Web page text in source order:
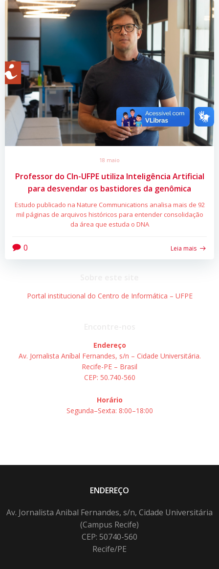
18 maio
Professor do CIn-UFPE utiliza Inteligência Artificial
para desvendar os bastidores da genômica
Estudo publicado na Nature Communications analisa mais de 92
mil páginas de arquivos históricos para entender consolidação
da área que estuda o DNA
0 Leia mais
Portal institucional do Centro de Informática – UFPE
Endereço
Av. Jornalista Aníbal Fernandes, s/n – Cidade Universitária.
Recife-PE – Brasil
CEP: 50.740-560
Horário
Segunda–Sexta: 8:00–18:00
ENDEREÇO
Av. Jornalista Anibal Fernandes, s/n, Cidade Universitária
(Campus Recife)
CEP: 50740-560
Recife/PE